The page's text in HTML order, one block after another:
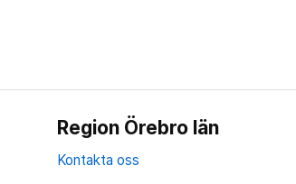
Region Örebro län
Kontakta oss